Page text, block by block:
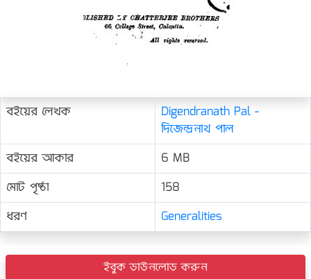
বইয়ের লেখক
Digendranath Pal -
দিজেন্দ্রনাথ পাল
বইয়ের আকার
6 MB
মোট পৃষ্ঠা
158
ধরণ
Generalities
ইবুক ডাউনলোড করুন